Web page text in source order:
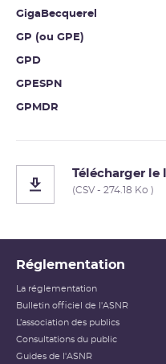
GigaBecquerel
GP (ou GPE)
GPD
GPESPN
GPMDR
Télécharger le
(CSV - 274.18 Ko )
Réglementation
La réglementation
Bulletin officiel de l'ASNR
L’association des publics
Consultations du public
Guides de l'ASNR